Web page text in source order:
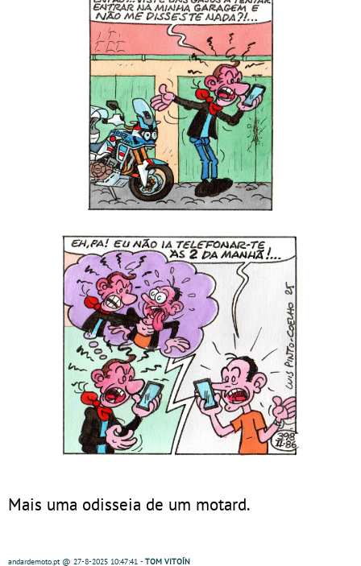
Mais uma odisseia de um motard.
andardemoto.pt@ 27-8-2025 10:47:41 - TOM VITOÍN